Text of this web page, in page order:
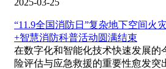
2025-03-25
“11.9全国消防日”复杂地下空间火
+智慧消防科普活动圆满结束
在数字化和智能化技术快速发展的
险评估与应急救援的重要性愈发突